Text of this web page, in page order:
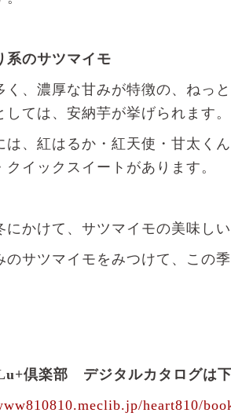
系のサツマイモ
く、濃厚な甘みが特徴の、ねっ
しては、安納芋が挙げられます。
は、紅はるか・紅天使・甘太く
クイックスイートがあります。
にかけて、サツマイモの美味し
のサツマイモをみつけて、この
倶楽部 デジタルカタログは
heart810/